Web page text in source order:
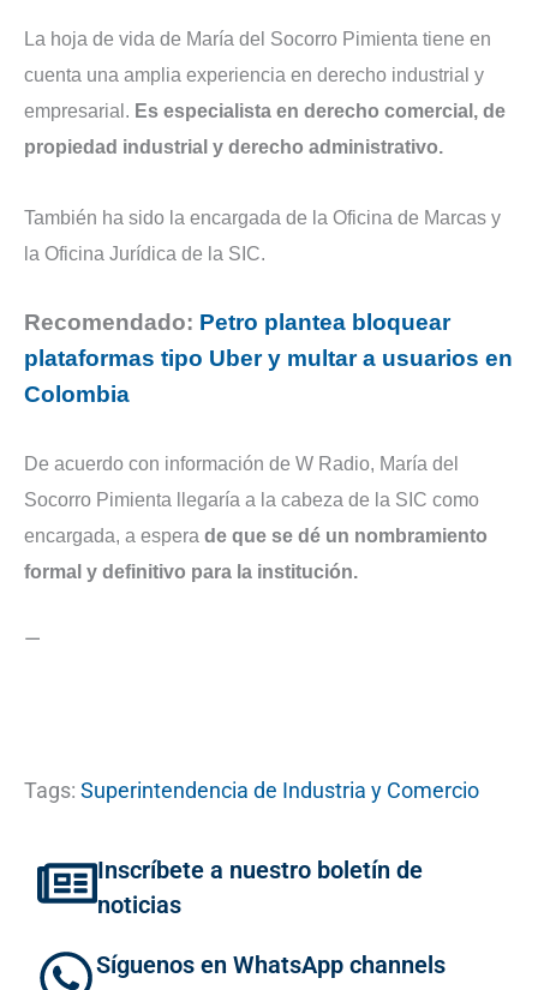
La hoja de vida de María del Socorro Pimienta tiene en
cuenta una amplia experiencia en derecho industrial y
empresarial. Es especialista en derecho comercial, de
propiedad industrial y derecho administrativo.
También ha sido la encargada de la Oficina de Marcas y
la Oficina Jurídica de la SIC.
Recomendado: Petro plantea bloquear
plataformas tipo Uber y multar a usuarios en
Colombia
De acuerdo con información de W Radio, María del
Socorro Pimienta llegaría a la cabeza de la SIC como
encargada, a espera de que se dé un nombramiento
formal y definitivo para la institución.
—
Tags: Superintendencia de Industria y Comercio
Inscríbete a nuestro boletín de
noticias
Síguenos en WhatsApp channels